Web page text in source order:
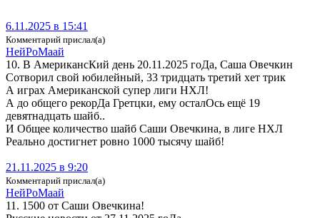
6.11.2025 в 15:41
Комментарий прислал(а)
Ней­Ро­Ма­ай
10. В АмерикансКий день 20.11.2025 гоДа, Саша Овечкин
Сотворил свой юбилейный, 33 тридцать третий хет трик
А играх Американской супер лиги НХЛ!
А до общего рекорДа Гретцки, ему осталОсь ещё 19
девятнадцать шайб..
И Общее количество шайб Саши Овечкина, в лиге НХЛ
Реально достигнет ровно 1000 тысячу шайб!
21.11.2025 в 9:20
Комментарий прислал(а)
Ней­Ро­Ма­ай
11. 1500 от Саши Овечкина!